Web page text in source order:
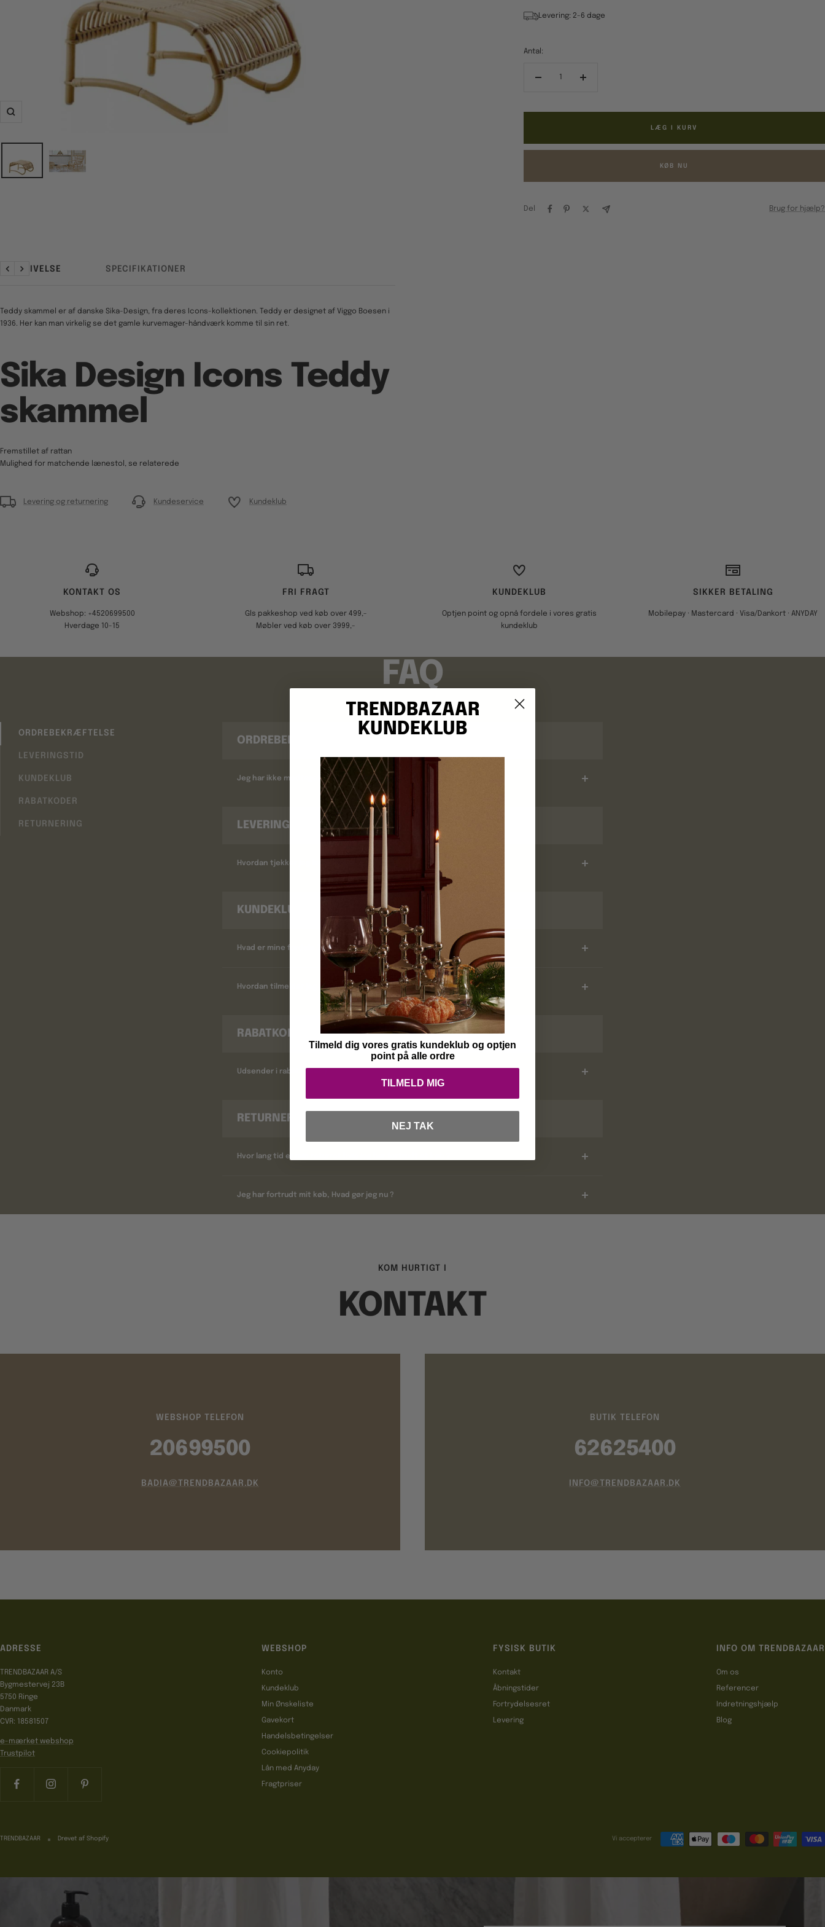
Zoom
Levering: 2-6 dage
Antal:
Forøg
LÆG I KURV
KØB NU
Del Brug for hjælp?
BESKRIVELSE SPECIFIKATIONER
ForrigeNæste
Teddy skammel er af danske Sika-Design, fra deres Icons-kollektionen. Teddy er designet af Viggo Boesen i
1936. Her kan man virkelig se det gamle kurvemager-håndværk komme til sin ret.
Sika Design Icons Teddy
skammel
Fremstillet af rattan
Mulighed for matchende lænestol, se relaterede
Levering og returnering Kundeservice Kundeklub
KONTAKT OS
Webshop: +4520699500
Hverdage 10-15
FRI FRAGT
Gls pakkeshop ved køb over 499,-
Møbler ved køb over 3999,-
KUNDEKLUB
Optjen point og opnå fordele i vores gratis
kundeklub
SIKKER BETALING
Mobilepay · Mastercard · Visa/Dankort · ANYDAY
FAQ
ORDREBEKRÆFTELSE
LEVERINGSTID
KUNDEKLUB
RABATKODER
RETURNERING
ORDREBEKRÆFTELSE
Jeg har ikke modtaget en ordrebekræftelse ?
LEVERINGSTID
Hvordan tjekker jeg leveringstid ?
KUNDEKLUB
Hvad er mine fordele ?
Hvordan tilmelder jeg mig ?
RABATKODER
Udsender i rabatkoder ?
RETURNERING
Hvor lang tid er min returret hvis jeg har fortrudt et køb ?
Jeg har fortrudt mit køb, Hvad gør jeg nu ?
KOM HURTIGT I
KONTAKT
WEBSHOP TELEFON
20699500
BADIA@TRENDBAZAAR.DK
BUTIK TELEFON
62625400
INFO@TRENDBAZAAR.DK
ADRESSE
TRENDBAZAAR A/S
Bygmestervej 23B
5750 Ringe
Danmark
CVR: 18581507
e-mærket webshop
Trustpilot
WEBSHOP
Konto
Kundeklub
Min Ønskeliste
Gavekort
Handelsbetingelser
Cookiepolitik
Lån med Anyday
Fragtpriser
FYSISK BUTIK
Kontakt
Åbningstider
Fortrydelsesret
Levering
INFO OM TRENDBAZAAR
Om os
Referencer
Indretningshjælp
Blog
TRENDBAZAAR Drevet af Shopify Vi accepterer
TRENDBAZAAR
KUNDEKLUB
Tilmeld dig vores gratis kundeklub og optjen
point på alle ordre
TILMELD MIG
NEJ TAK